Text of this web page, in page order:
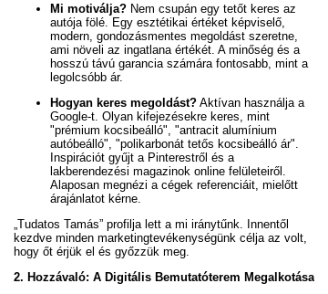
Mi motiválja? Nem csupán egy tetőt keres az
autója fölé. Egy esztétikai értéket képviselő,
modern, gondozásmentes megoldást szeretne,
ami növeli az ingatlana értékét. A minőség és a
hosszú távú garancia számára fontosabb, mint a
legolcsóbb ár.
Hogyan keres megoldást? Aktívan használja a
Google-t. Olyan kifejezésekre keres, mint
"prémium kocsibeálló", "antracit alumínium
autóbeálló", "polikarbonát tetős kocsibeálló ár".
Inspirációt gyűjt a Pinterestről és a
lakberendezési magazinok online felületeiről.
Alaposan megnézi a cégek referenciáit, mielőtt
árajánlatot kérne.
„Tudatos Tamás” profilja lett a mi iránytűnk. Innentől
kezdve minden marketingtevékenységünk célja az volt,
hogy őt érjük el és győzzük meg.
2. Hozzávaló: A Digitális Bemutatóterem Megalkotása